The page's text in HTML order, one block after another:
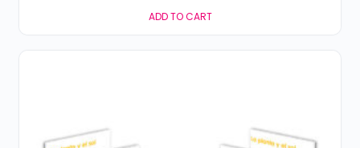
ADD TO CART